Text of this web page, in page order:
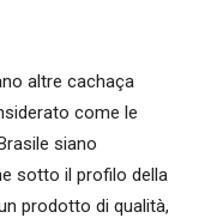
altre cachaça
come le
siano
sotto il profilo della
prodotto di qualità,